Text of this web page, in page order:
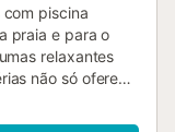
piscina
praia e para o
relaxantes
não só oferece
os seus dias à